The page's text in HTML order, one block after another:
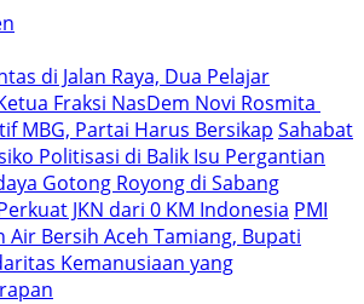
di Jalan Raya, Dua Pelajar
Fraksi NasDem Novi Rosmita
MBG, Partai Harus Bersikap Sahabat
Politisasi di Balik Isu Pergantian
Gotong Royong di Sabang
JKN dari 0 KM Indonesia PMI
Air Bersih Aceh Tamiang, Bupati
Kemanusiaan yang